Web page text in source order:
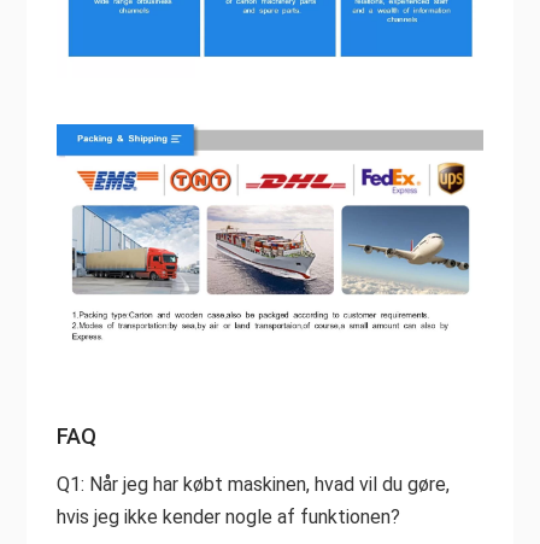
FAQ
Q1: Når jeg har købt maskinen, hvad vil du gøre,
hvis jeg ikke kender nogle af funktionen?